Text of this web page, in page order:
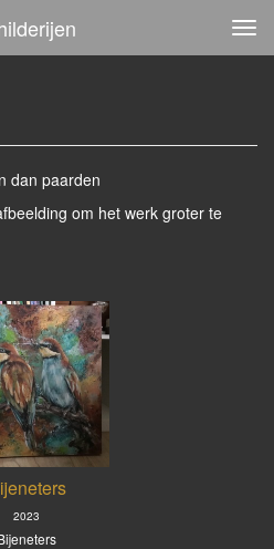
dan paarden
om het werk groter te
2023